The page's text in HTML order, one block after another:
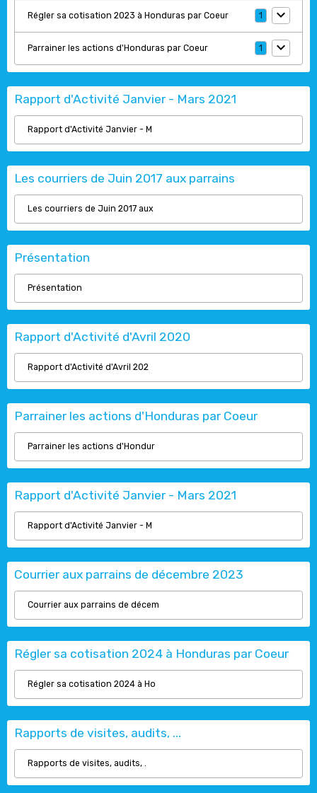
Régler sa cotisation 2023 à Honduras par Coeur 1
Parrainer les actions d'Honduras par Coeur 1
Rapport d'Activité Janvier - Mars 2021
Rapport d'Activité Janvier - M
Les courriers de Juin 2017 aux parrains
Les courriers de Juin 2017 aux
Présentation
Présentation
Rapport d'Activité d'Avril 2020
Rapport d'Activité d'Avril 202
Parrainer les actions d'Honduras par Coeur
Parrainer les actions d'Hondur
Rapport d'Activité Janvier - Mars 2021
Rapport d'Activité Janvier - M
Courrier aux parrains de décembre 2023
Courrier aux parrains de décem
Régler sa cotisation 2024 à Honduras par Coeur
Régler sa cotisation 2024 à Ho
Rapports de visites, audits, ...
Rapports de visites, audits, .